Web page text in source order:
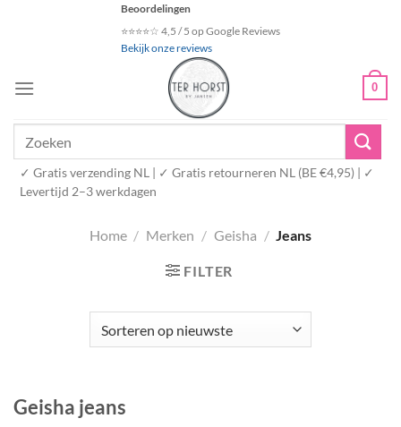
Beoordelingen
⭐⭐⭐⭐☆ 4,5 / 5 op Google Reviews
Bekijk onze reviews
0
✓ Gratis verzending NL | ✓ Gratis retourneren NL (BE €4,95) | ✓
Levertijd 2–3 werkdagen
Home / Merken / Geisha / Jeans
FILTER
Geisha jeans